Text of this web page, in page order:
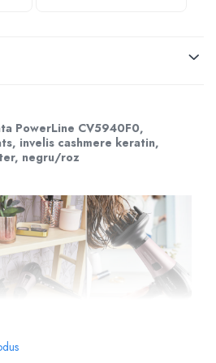
PowerLine CV5940F0,
invelis cashmere keratin,
negru/roz